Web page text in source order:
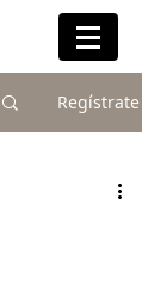
Regístrate